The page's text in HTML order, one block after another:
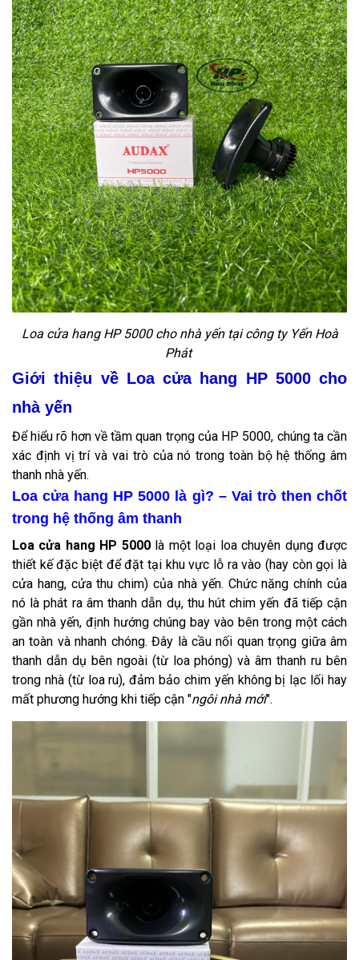
Loa cửa hang HP 5000 cho nhà yến tại công ty Yến Hoà
Phát
Giới thiệu về Loa cửa hang HP 5000 cho
nhà yến
Để hiểu rõ hơn về tầm quan trọng của HP 5000, chúng ta cần
xác định vị trí và vai trò của nó trong toàn bộ hệ thống âm
thanh nhà yến.
Loa cửa hang HP 5000 là gì? – Vai trò then chốt
trong hệ thống âm thanh
Loa cửa hang HP 5000là một loại loa chuyên dụng được
thiết kế đặc biệt để đặt tại khu vực lỗ ra vào (hay còn gọi là
cửa hang, cửa thu chim) của nhà yến. Chức năng chính của
nó là phát ra âm thanh dẫn dụ, thu hút chim yến đã tiếp cận
gần nhà yến, định hướng chúng bay vào bên trong một cách
an toàn và nhanh chóng. Đây là cầu nối quan trọng giữa âm
thanh dẫn dụ bên ngoài (từ loa phóng) và âm thanh ru bên
trong nhà (từ loa ru), đảm bảo chim yến không bị lạc lối hay
mất phương hướng khi tiếp cận "ngôi nhà mới".